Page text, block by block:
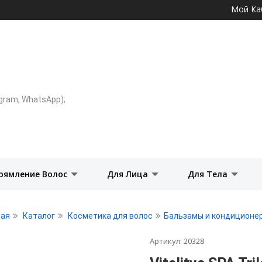
основному
Мой
WhatsApp);
Волос Для Лица Для Тела
Каталог Косметика для волос Бальзамы и
Артикул:20328